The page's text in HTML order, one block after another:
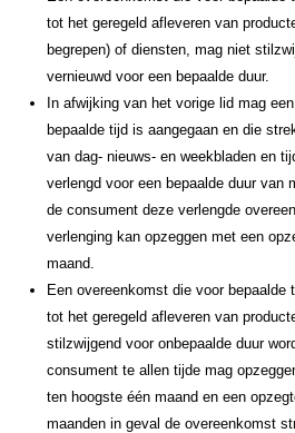
tot het geregeld afleveren van
begrepen) of diensten, mag niet
vernieuwd voor een bepaalde duur.
In afwijking van het vorige lid mag
bepaalde tijd is aangegaan en die
van dag- nieuws- en weekbladen en
verlengd voor een bepaalde duur van
de consument deze verlengde
verlenging kan opzeggen met een
maand.
Een overeenkomst die voor
tot het geregeld afleveren van
stilzwijgend voor onbepaalde duur
consument te allen tijde mag
ten hoogste één maand en een
maanden in geval de overeenkomst